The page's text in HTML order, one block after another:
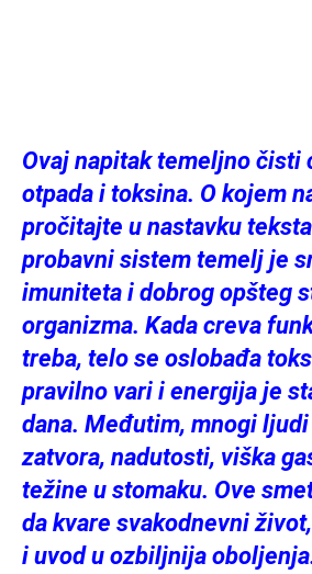
Ovaj napitak temeljno čisti
otpada i toksina. O kojem
pročitajte u nastavku
probavni sistem temelj je
imuniteta i dobrog opšteg
organizma. Kada creva
treba, telo se oslobađa
pravilno vari i energija je
dana. Međutim, mnogi
zatvora, nadutosti, viška
težine u stomaku. Ove
da kvare svakodnevni
i uvod u ozbiljnija